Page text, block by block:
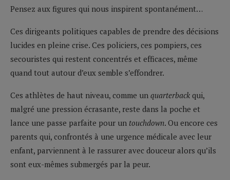
Pensez aux figures qui nous inspirent spontanément…
Ces dirigeants politiques capables de prendre des décisions
lucides en pleine crise. Ces policiers, ces pompiers, ces
secouristes qui restent concentrés et efficaces, même
quand tout autour d’eux semble s’effondrer.
Ces athlètes de haut niveau, comme un quarterback qui,
malgré une pression écrasante, reste dans la poche et
lance une passe parfaite pour un touchdown. Ou encore ces
parents qui, confrontés à une urgence médicale avec leur
enfant, parviennent à le rassurer avec douceur alors qu’ils
sont eux-mêmes submergés par la peur.